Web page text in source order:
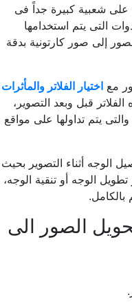
على شعبية كبيرة جداً فى
التى يتم استخدامها
إلى صور كارتونية بدقة
مع اختيار الفلاتر والمأثرات
قبل وبعد التصوير،
يتم تداولها على مواقع
الوجه أثناء التصوير بحيث
الوجه أو تنقية الوجه،
بالكامل.
الصور الى